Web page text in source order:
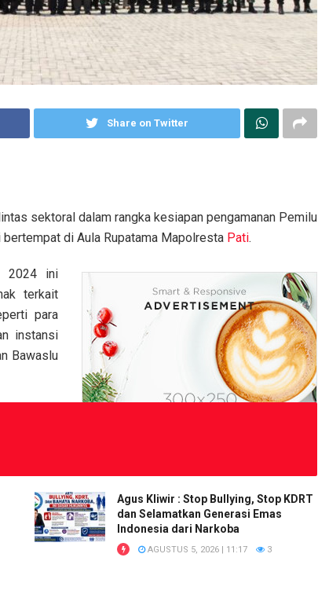
Share on Twitter
sektoral dalam rangka kesiapan pengamanan Pemilu
di Aula Rupatama Mapolresta Pati.
2024 ini
terkait
para
instansi
Bawaslu
Agus Kliwir : Stop Bullying, Stop KDRT
dan Selamatkan Generasi Emas
Indonesia dari Narkoba
AGUSTUS 5, 2026 | 11:17 3